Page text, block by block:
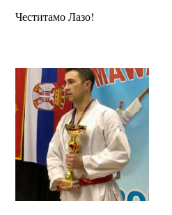
Честитамо Лазо!